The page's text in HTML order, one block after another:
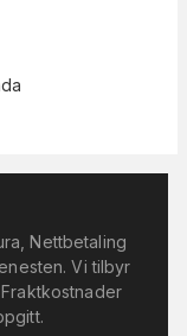
Nettbetaling
Vi tilbyr